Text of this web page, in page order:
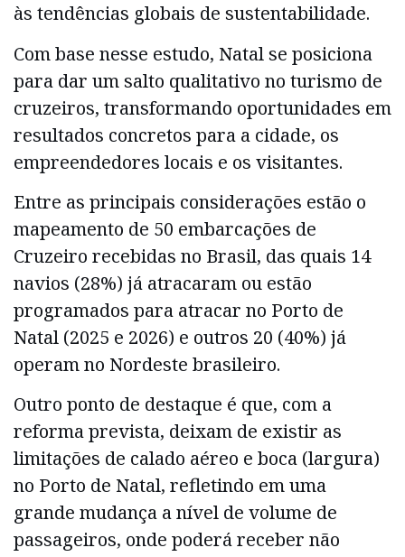
às tendências globais de sustentabilidade.
Com base nesse estudo, Natal se posiciona
para dar um salto qualitativo no turismo de
cruzeiros, transformando oportunidades em
resultados concretos para a cidade, os
empreendedores locais e os visitantes.
Entre as principais considerações estão o
mapeamento de 50 embarcações de
Cruzeiro recebidas no Brasil, das quais 14
navios (28%) já atracaram ou estão
programados para atracar no Porto de
Natal (2025 e 2026) e outros 20 (40%) já
operam no Nordeste brasileiro.
Outro ponto de destaque é que, com a
reforma prevista, deixam de existir as
limitações de calado aéreo e boca (largura)
no Porto de Natal, refletindo em uma
grande mudança a nível de volume de
passageiros, onde poderá receber não